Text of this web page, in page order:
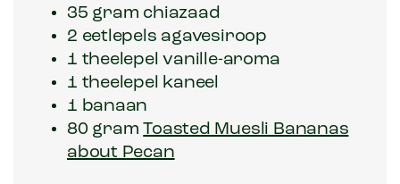
35 gram chiazaad
2 eetlepels agavesiroop
1 theelepel vanille-aroma
1 theelepel kaneel
1 banaan
80 gramToasted Muesli Bananas
about Pecan